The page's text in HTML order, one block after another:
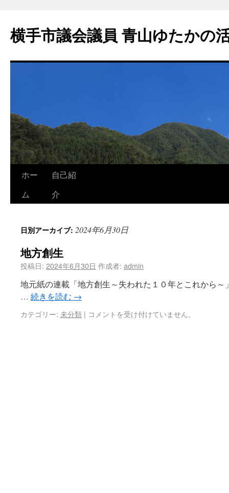
横手市議会議員 青山ゆたかの
ホー
ム
自己紹
介
日別アーカイブ: 2024年6月30日
地方創生
投稿日: 2024年6月30日 作成者: admin
地元紙の連載「地方創生～失われた１０年とこれから
… 続きを読む →
カテゴリー: 未分類 | コメントを受け付けていません。